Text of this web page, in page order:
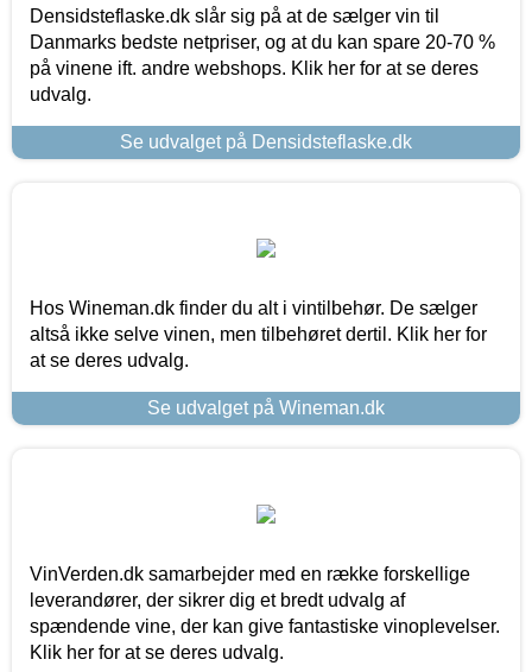
Densidsteflaske.dk slår sig på at de sælger vin til
Danmarks bedste netpriser, og at du kan spare 20-70 %
på vinene ift. andre webshops. Klik her for at se deres
udvalg.
Se udvalget på Densidsteflaske.dk
Hos Wineman.dk finder du alt i vintilbehør. De sælger
altså ikke selve vinen, men tilbehøret dertil. Klik her for
at se deres udvalg.
Se udvalget på Wineman.dk
VinVerden.dk samarbejder med en række forskellige
leverandører, der sikrer dig et bredt udvalg af
spændende vine, der kan give fantastiske vinoplevelser.
Klik her for at se deres udvalg.